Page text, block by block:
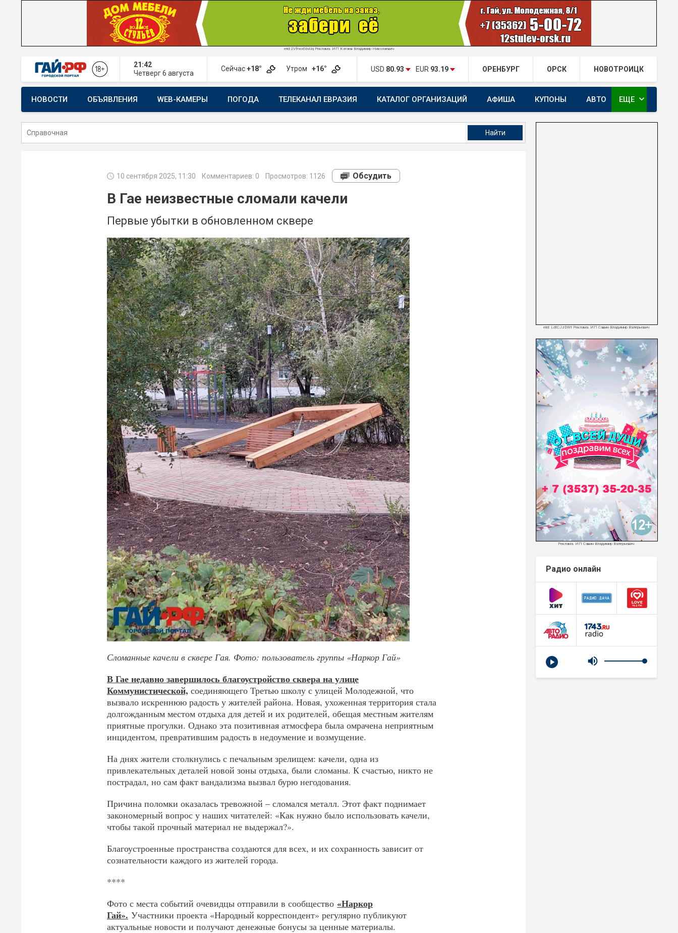
erid:2Vfnxx6bvUq Реклама. ИП Катаев Владимир Николаевич
21:42
Четверг 6 августа
Сейчас+18° Утром +16° USD 80.93 EUR 93.19 ОРЕНБУРГ ОРСК НОВОТРОИЦК
НОВОСТИ ОБЪЯВЛЕНИЯ WEB-КАМЕРЫ ПОГОДА ТЕЛЕКАНАЛ ЕВРАЗИЯ КАТАЛОГ ОРГАНИЗАЦИЙ АФИША КУПОНЫ АВТО
СТРОИТЕЛЬСТВО И РЕМОНТ ГАЙ.РФ В TELEGRAM
ЕЩЕ expand_more
10 сентября 2025, 11:30 Комментариев: 0 Просмотров: 1126 Обсудить
В Гае неизвестные сломали качели
Первые убытки в обновленном сквере
Сломанные качели в сквере Гая. Фото: пользователь группы «Наркор Гай»
В Гае недавно завершилось благоустройство сквера на улице
Коммунистической, соединяющего Третью школу с улицей Молодежной, что
вызвало искреннюю радость у жителей района. Новая, ухоженная территория стала
долгожданным местом отдыха для детей и их родителей, обещая местным жителям
приятные прогулки. Однако эта позитивная атмосфера была омрачена неприятным
инцидентом, превратившим радость в недоумение и возмущение.
На днях жители столкнулись с печальным зрелищем: качели, одна из
привлекательных деталей новой зоны отдыха, были сломаны. К счастью, никто не
пострадал, но сам факт вандализма вызвал бурю негодования.
Причина поломки оказалась тревожной – сломался металл. Этот факт поднимает
закономерный вопрос у наших читателей: «Как нужно было использовать качели,
чтобы такой прочный материал не выдержал?».
Благоустроенные пространства создаются для всех, и их сохранность зависит от
сознательности каждого из жителей города.
****
Фото с места событий очевидцы отправили в сообщество «Наркор
Гай». Участники проекта «Народный корреспондент» регулярно публикуют
актуальные новости и получают денежные бонусы за ценные материалы.
erid: LdtCJzDWt Реклама. ИП Савин Владимир Валерьевич
Реклама. ИП Савин Владимир Валерьевич
Радио онлайн